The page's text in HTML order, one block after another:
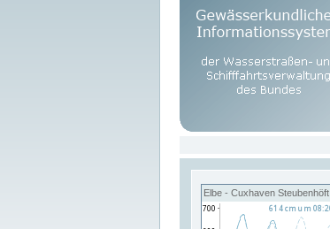
Elbe - Cuxhaven Steubenhöft